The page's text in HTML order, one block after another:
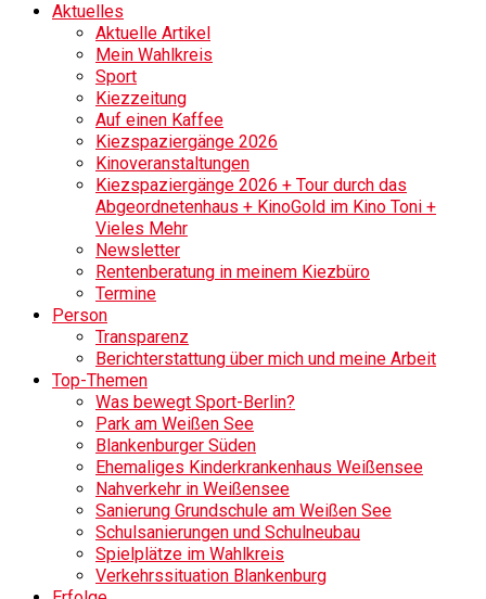
Aktuelles
Aktuelle Artikel
Mein Wahlkreis
Sport
Kiezzeitung
Auf einen Kaffee
Kiezspaziergänge 2026
Kinoveranstaltungen
Kiezspaziergänge 2026 + Tour durch das
Abgeordnetenhaus + KinoGold im Kino Toni +
Vieles Mehr
Newsletter
Rentenberatung in meinem Kiezbüro
Termine
Person
Transparenz
Berichterstattung über mich und meine Arbeit
Top-Themen
Was bewegt Sport-Berlin?
Park am Weißen See
Blankenburger Süden
Ehemaliges Kinderkrankenhaus Weißensee
Nahverkehr in Weißensee
Sanierung Grundschule am Weißen See
Schulsanierungen und Schulneubau
Spielplätze im Wahlkreis
Verkehrssituation Blankenburg